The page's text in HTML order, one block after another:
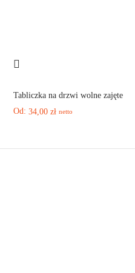
Tabliczka na drzwi wolne zajęte
Od: 34,00 zł netto